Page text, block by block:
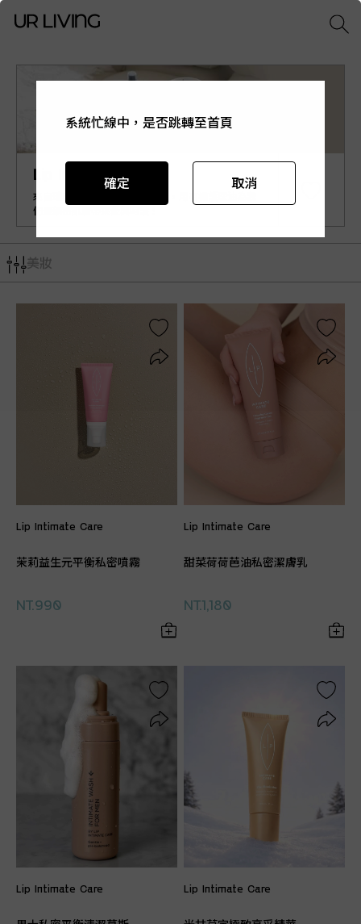
Lip Intimate Care
來自瑞典《Lip Intimate Care》，用有機護理油為我
們最親密肌膚帶來愛與呵護！
美妝
Lip Intimate Care
茉莉益生元平衡私密噴霧
NT.990
Lip Intimate Care
甜菜荷荷芭油私密潔膚乳
NT.1,180
Lip Intimate Care Lip Intimate Care
系統忙線中，是否跳轉至首頁
確定 取消
系統忙線中，是否跳轉至首頁
確定 取消
系統忙線中，是否跳轉至首頁
確定 取消
系統忙線中，是否跳轉至首頁
確定 取消
系統忙線中，是否跳轉至首頁
確定 取消